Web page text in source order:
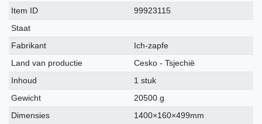
Technisch
kenmerk
Waarde
Item ID
99923115
Staat
Fabrikant
Ich-zapfe
Land van productie
Cesko - Tsjechië
Inhoud
1 stuk
Gewicht
20500 g
Dimensies
1400×160×499mm